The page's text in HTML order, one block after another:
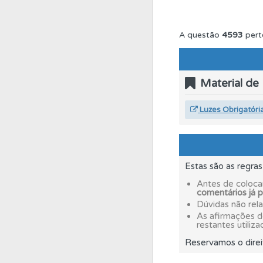
O teste
Perfil Veja as
Testemunhos Veja
Conta Crie uma
A questão 4593
Material de
Luzes
Estas são as
Antes de
comentários já
Dúvidas não
As afirmações
restantes
Reservamos o